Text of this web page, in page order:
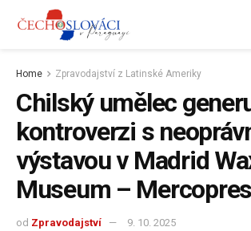
Home Zpravodajství z Latinské Ameriky
Chilský umělec
kontroverzi s
výstavou v Madrid
Museum –
od Zpravodajství 9. 10. 2025